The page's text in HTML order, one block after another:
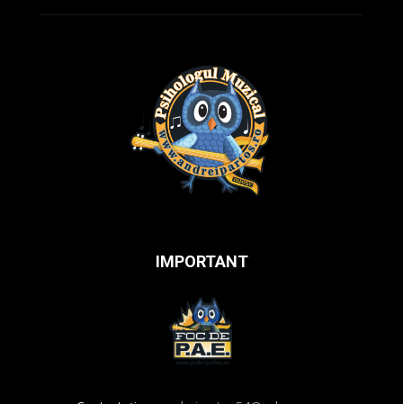
IMPORTANT